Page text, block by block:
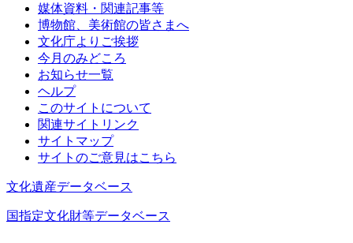
媒体資料・関連記事等
博物館、美術館の皆さまへ
文化庁よりご挨拶
今月のみどころ
お知らせ一覧
ヘルプ
このサイトについて
関連サイトリンク
サイトマップ
サイトのご意見はこちら
文化遺産データベース
国指定文化財等データベース